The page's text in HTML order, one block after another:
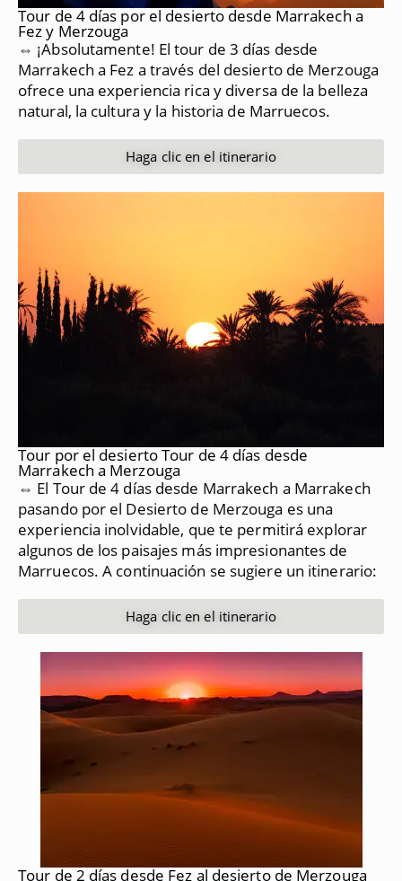
Tour de 4 días por el desierto desde Marrakech a
Fez y Merzouga
⇔ ¡Absolutamente! El tour de 3 días desde
Marrakech a Fez a través del desierto de Merzouga
ofrece una experiencia rica y diversa de la belleza
natural, la cultura y la historia de Marruecos.
Haga clic en el itinerario
Tour por el desierto Tour de 4 días desde
Marrakech a Merzouga
⇔ El Tour de 4 días desde Marrakech a Marrakech
pasando por el Desierto de Merzouga es una
experiencia inolvidable, que te permitirá explorar
algunos de los paisajes más impresionantes de
Marruecos. A continuación se sugiere un itinerario:
Haga clic en el itinerario
Tour de 2 días desde Fez al desierto de Merzouga